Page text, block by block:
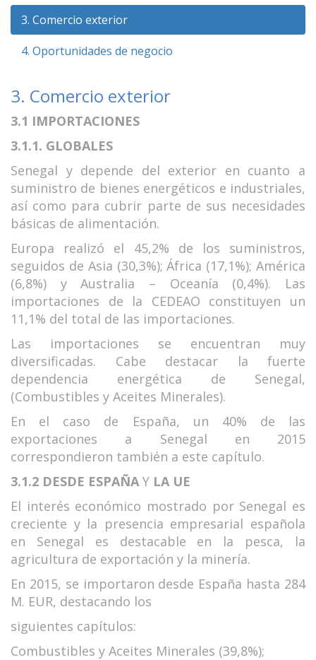
3. Comercio exterior
4. Oportunidades de negocio
3. Comercio exterior
3.1 IMPORTACIONES
3.1.1. GLOBALES
Senegal y depende del exterior en cuanto a
suministro de bienes energéticos e industriales,
así como para cubrir parte de sus necesidades
básicas de alimentación.
Europa realizó el 45,2% de los suministros,
seguidos de Asia (30,3%); África (17,1%); América
(6,8%) y Australia – Oceanía (0,4%). Las
importaciones de la CEDEAO constituyen un
11,1% del total de las importaciones.
Las importaciones se encuentran muy
diversificadas. Cabe destacar la fuerte
dependencia energética de Senegal,
(Combustibles y Aceites Minerales).
En el caso de España, un 40% de las
exportaciones a Senegal en 2015
correspondieron también a este capítulo.
3.1.2 DESDE ESPAÑAY LA UE
El interés económico mostrado por Senegal es
creciente y la presencia empresarial española
en Senegal es destacable en la pesca, la
agricultura de exportación y la minería.
En 2015, se importaron desde España hasta 284
M. EUR, destacando los
siguientes capítulos:
Combustibles y Aceites Minerales (39,8%);